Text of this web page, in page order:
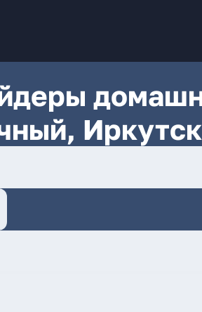
Иркутск